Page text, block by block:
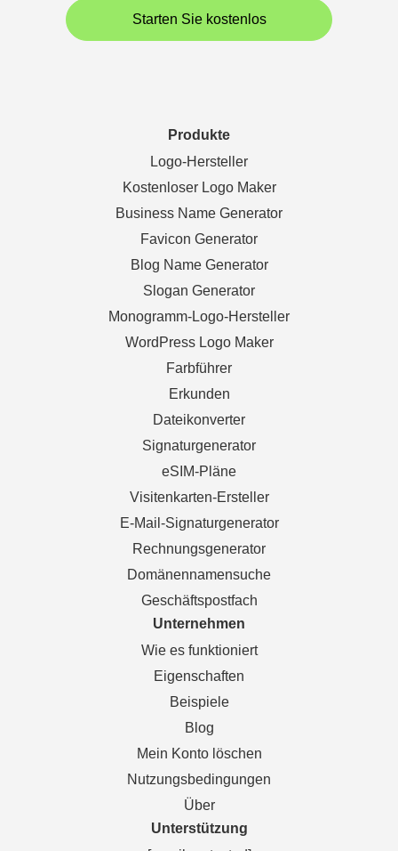
Starten Sie kostenlos
Produkte
Logo-Hersteller
Kostenloser Logo Maker
Business Name Generator
Favicon Generator
Blog Name Generator
Slogan Generator
Monogramm-Logo-Hersteller
WordPress Logo Maker
Farbführer
Erkunden
Dateikonverter
Signaturgenerator
eSIM-Pläne
Visitenkarten-Ersteller
E-Mail-Signaturgenerator
Rechnungsgenerator
Domänennamensuche
Geschäftspostfach
Unternehmen
Wie es funktioniert
Eigenschaften
Beispiele
Blog
Mein Konto löschen
Nutzungsbedingungen
Über
Unterstützung